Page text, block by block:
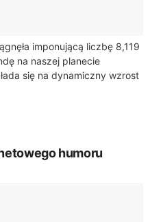
imponującą liczbę 8,119
na naszej planecie
się na dynamiczny wzrost
humoru